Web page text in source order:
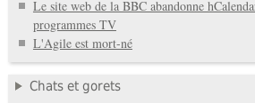
Le site web de la BBC abandonne
programmes TV
L'Agile est mort-né
Chats et gorets